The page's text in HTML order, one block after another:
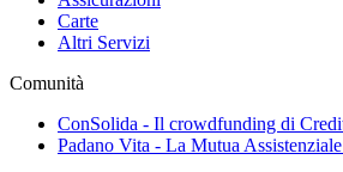
Carte
Altri Servizi
Comunità
ConSolida - Il crowdfunding di
Padano Vita - La Mutua